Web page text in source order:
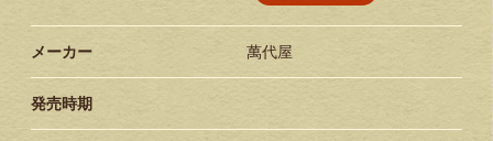
メーカー 萬代屋
発売時期